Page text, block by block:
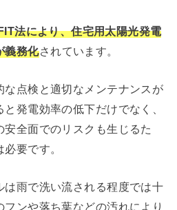
法により、住宅用太陽光発電
義務化されています。
な点検と適切なメンテナンスが
発電効率の低下だけでなく、
全面でのリスクも生じるた
要です。
は雨で洗い流される程度では十
ンや落ち葉などの汚れにより